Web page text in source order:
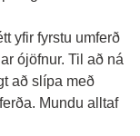
yfir fyrstu umferð
ójöfnur. Til að ná
að slípa með
Mundu alltaf